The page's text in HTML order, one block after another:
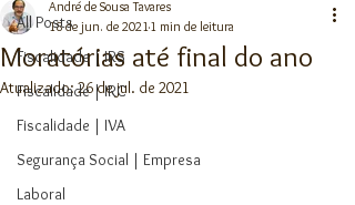
All Posts
Fiscalidade | IRS
Fiscalidade | IRC
Fiscalidade | IVA
Segurança Social | Empresa
Laboral
Moratórias até final do ano
André de Sousa Tavares
18 de jun. de 20211 min de leitura
Atualizado:26 de jul. de 2021